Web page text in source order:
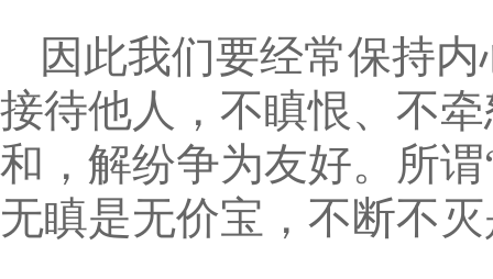
因此我们要经常保持
接待他人，不瞋恨、不
和，解纷争为友好。所
无瞋是无价宝，不断不